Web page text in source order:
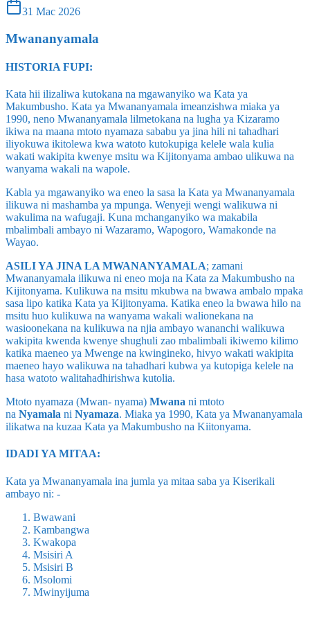
31 Mac 2026
Mwananyamala
HISTORIA FUPI:
Kata hii ilizaliwa kutokana na mgawanyiko wa Kata ya
Makumbusho. Kata ya Mwananyamala imeanzishwa miaka ya
1990, neno Mwananyamala lilmetokana na lugha ya Kizaramo
ikiwa na maana mtoto nyamaza sababu ya jina hili ni tahadhari
iliyokuwa ikitolewa kwa watoto kutokupiga kelele wala kulia
wakati wakipita kwenye msitu wa Kijitonyama ambao ulikuwa na
wanyama wakali na wapole.
Kabla ya mgawanyiko wa eneo la sasa la Kata ya Mwananyamala
ilikuwa ni mashamba ya mpunga. Wenyeji wengi walikuwa ni
wakulima na wafugaji. Kuna mchanganyiko wa makabila
mbalimbali ambayo ni Wazaramo, Wapogoro, Wamakonde na
Wayao.
ASILI YA JINA LA MWANANYAMALA; zamani
Mwananyamala ilikuwa ni eneo moja na Kata za Makumbusho na
Kijitonyama. Kulikuwa na msitu mkubwa na bwawa ambalo mpaka
sasa lipo katika Kata ya Kijitonyama. Katika eneo la bwawa hilo na
msitu huo kulikuwa na wanyama wakali walionekana na
wasioonekana na kulikuwa na njia ambayo wananchi walikuwa
wakipita kwenda kwenye shughuli zao mbalimbali ikiwemo kilimo
katika maeneo ya Mwenge na kwingineko, hivyo wakati wakipita
maeneo hayo walikuwa na tahadhari kubwa ya kutopiga kelele na
hasa watoto walitahadhirishwa kutolia.
Mtoto nyamaza (Mwan- nyama) Mwana ni mtoto
na Nyamala ni Nyamaza. Miaka ya 1990, Kata ya Mwananyamala
ilikatwa na kuzaa Kata ya Makumbusho na Kiitonyama.
IDADI YA MITAA:
Kata ya Mwananyamala ina jumla ya mitaa saba ya Kiserikali
ambayo ni: -
Bwawani
Kambangwa
Kwakopa
Msisiri A
Msisiri B
Msolomi
Mwinyijuma